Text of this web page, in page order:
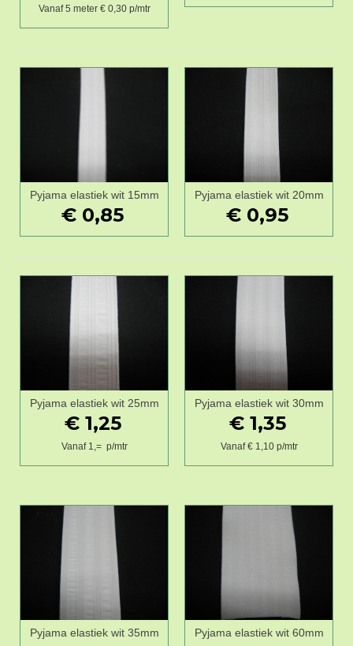
Vanaf 5 meter € 0,30 p/mtr
Pyjama elastiek wit 15mm
€ 0,85
Pyjama elastiek wit 20mm
€ 0,95
Pyjama elastiek wit 25mm
€ 1,25
Vanaf 1,= p/mtr
Pyjama elastiek wit 30mm
€ 1,35
Vanaf € 1,10 p/mtr
Pyjama elastiek wit 35mm Pyjama elastiek wit 60mm